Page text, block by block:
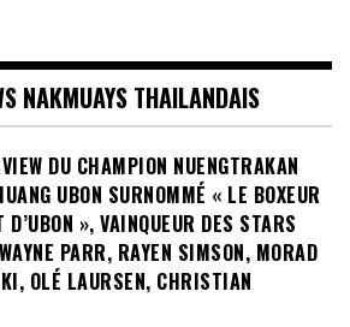
NAKMUAYS THAILANDAIS
DU CHAMPION NUENGTRAKAN
UBON SURNOMMÉ « LE BOXEUR
D’UBON », VAINQUEUR DES STARS
PARR, RAYEN SIMSON, MORAD
OLÉ LAURSEN, CHRISTIAN